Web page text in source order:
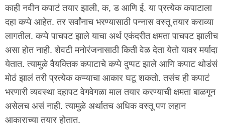
काही नवीन कपाटं तयार झाली, क, ड आणि ई. या प्रत्येक कपाटाला
दहा कप्पे आहेत. तर सर्वांनाच भरण्यासाठी पन्नास वस्तू तयार कराव्या
लागतील. कप्पे पाचपट झाले याचा अर्थ एकंदरीत क्षमता पाचपट झालीच
असा होत नाही. शेवटी मनोरंजनासाठी किती वेळ देता येतो यावर मर्यादा
येतात. त्यामुळे वैयक्तिक कपाटाचे कप्पे दुप्पट झाले आणि कपाट थोडंसं
मोठं झालं तरी प्रत्येक कप्प्याचा आकार घटू शकतो. तसंच ही कपाटं
भरणारी व्यवस्था दहापट वेगवेगळा माल तयार करण्याची क्षमता बाळगून
असेलच असं नाही. त्यामुळे अर्थातच अधिक वस्तू पण लहान
आकाराच्या तयार होतात.